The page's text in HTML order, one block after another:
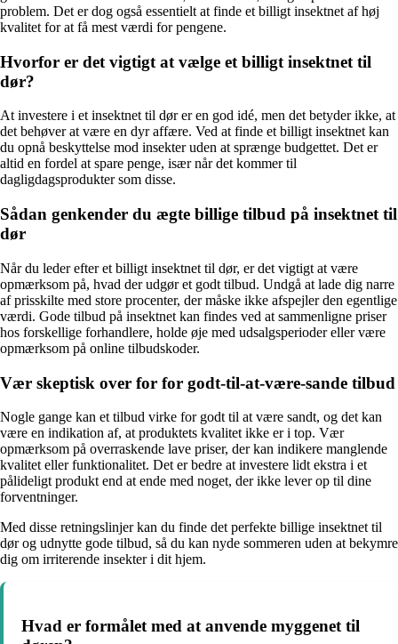
problem. Det er dog også essentielt at finde et billigt insektnet af høj
kvalitet for at få mest værdi for pengene.
Hvorfor er det vigtigt at vælge et billigt insektnet til
dør?
At investere i et insektnet til dør er en god idé, men det betyder ikke, at
det behøver at være en dyr affære. Ved at finde et billigt insektnet kan
du opnå beskyttelse mod insekter uden at sprænge budgettet. Det er
altid en fordel at spare penge, især når det kommer til
dagligdagsprodukter som disse.
Sådan genkender du ægte billige tilbud på insektnet til
dør
Når du leder efter et billigt insektnet til dør, er det vigtigt at være
opmærksom på, hvad der udgør et godt tilbud. Undgå at lade dig narre
af prisskilte med store procenter, der måske ikke afspejler den egentlige
værdi. Gode tilbud på insektnet kan findes ved at sammenligne priser
hos forskellige forhandlere, holde øje med udsalgsperioder eller være
opmærksom på online tilbudskoder.
Vær skeptisk over for for godt-til-at-være-sande tilbud
Nogle gange kan et tilbud virke for godt til at være sandt, og det kan
være en indikation af, at produktets kvalitet ikke er i top. Vær
opmærksom på overraskende lave priser, der kan indikere manglende
kvalitet eller funktionalitet. Det er bedre at investere lidt ekstra i et
pålideligt produkt end at ende med noget, der ikke lever op til dine
forventninger.
Med disse retningslinjer kan du finde det perfekte billige insektnet til
dør og udnytte gode tilbud, så du kan nyde sommeren uden at bekymre
dig om irriterende insekter i dit hjem.
Hvad er formålet med at anvende myggenet til